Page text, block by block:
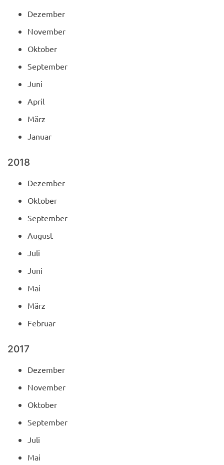
Dezember
November
Oktober
September
Juni
April
März
Januar
2018
Dezember
Oktober
September
August
Juli
Juni
Mai
März
Februar
2017
Dezember
November
Oktober
September
Juli
Mai